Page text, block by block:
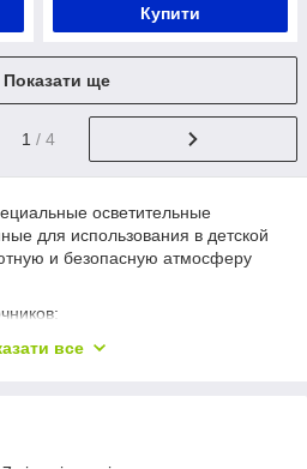
Купити
Показати ще
1 / 4
осветительные
для использования в детской
и безопасную атмосферу
:Детские ночники
все